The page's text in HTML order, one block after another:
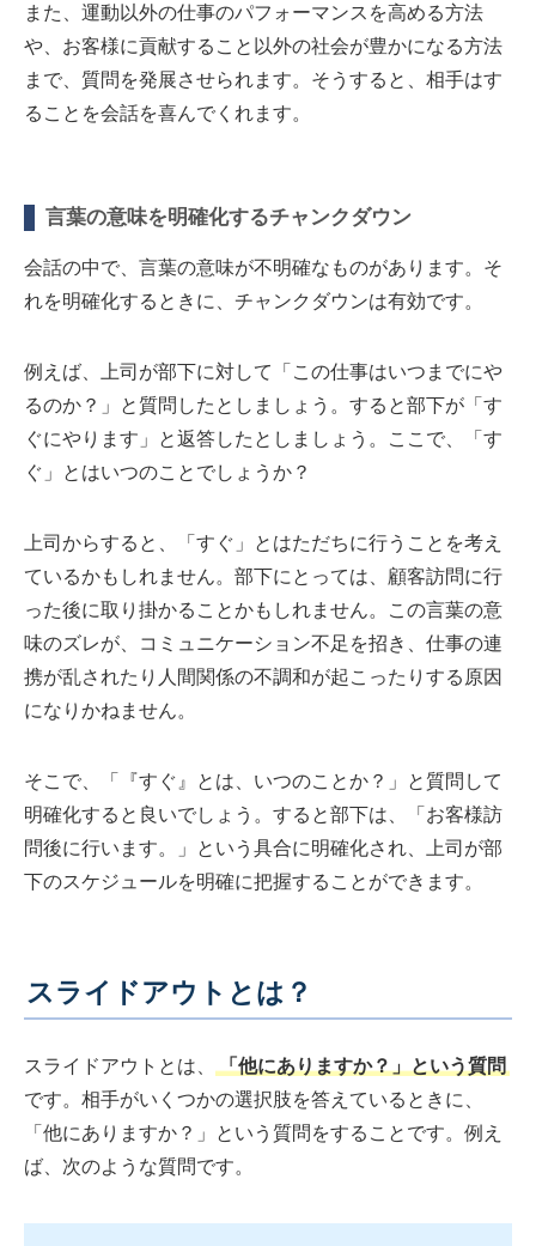
また、運動以外の仕事のパフォーマンスを高める方法
や、お客様に貢献すること以外の社会が豊かになる方法
まで、質問を発展させられます。そうすると、相手はす
ることを会話を喜んでくれます。
言葉の意味を明確化するチャンクダウン
会話の中で、言葉の意味が不明確なものがあります。そ
れを明確化するときに、チャンクダウンは有効です。
例えば、上司が部下に対して「この仕事はいつまでにや
るのか？」と質問したとしましょう。すると部下が「す
ぐにやります」と返答したとしましょう。ここで、「す
ぐ」とはいつのことでしょうか？
上司からすると、「すぐ」とはただちに行うことを考え
ているかもしれません。部下にとっては、顧客訪問に行
った後に取り掛かることかもしれません。この言葉の意
味のズレが、コミュニケーション不足を招き、仕事の連
携が乱されたり人間関係の不調和が起こったりする原因
になりかねません。
そこで、「『すぐ』とは、いつのことか？」と質問して
明確化すると良いでしょう。すると部下は、「お客様訪
問後に行います。」という具合に明確化され、上司が部
下のスケジュールを明確に把握することができます。
スライドアウトとは？
スライドアウトとは、
「他にありますか？」という質問
です。相手がいくつかの選択肢を答えているときに、
「他にありますか？」という質問をすることです。例え
ば、次のような質問です。